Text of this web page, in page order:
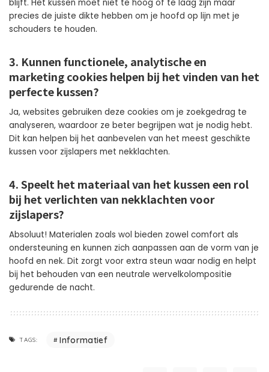
blijft. Het kussen moet niet te hoog of te laag zijn maar
precies de juiste dikte hebben om je hoofd op lijn met je
schouders te houden.
3. Kunnen functionele, analytische en
marketing cookies helpen bij het vinden van het
perfecte kussen?
Ja, websites gebruiken deze cookies om je zoekgedrag te
analyseren, waardoor ze beter begrijpen wat je nodig hebt.
Dit kan helpen bij het aanbevelen van het meest geschikte
kussen voor zijslapers met nekklachten.
4. Speelt het materiaal van het kussen een rol
bij het verlichten van nekklachten voor
zijslapers?
Absoluut! Materialen zoals wol bieden zowel comfort als
ondersteuning en kunnen zich aanpassen aan de vorm van je
hoofd en nek. Dit zorgt voor extra steun waar nodig en helpt
bij het behouden van een neutrale wervelkolompositie
gedurende de nacht.
TAGS: Informatief